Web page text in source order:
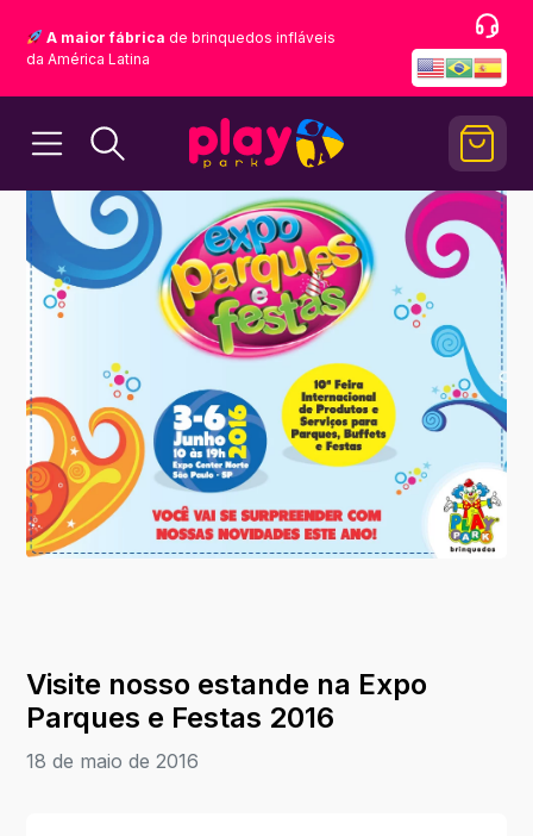
A maior fábrica de brinquedos infláveis
da América Latina
Visite nosso estande na Expo
Parques e Festas 2016
18 de maio de 2016